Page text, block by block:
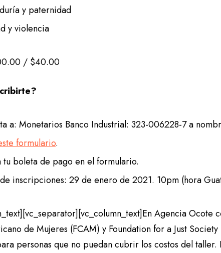
y paternidad
y violencia
/ $40.00
a: Monetarios Banco Industrial: 323-006228-7 a
formulario.
tu boleta de pago en el formulario.
inscripciones: 29 de enero de 2021. 10pm (hora
Agencia Ocote
de Mujeres (FCAM) y Foundation for a Just
personas que no puedan cubrir los costos del